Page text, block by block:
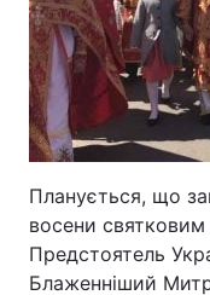
Планується, що
восени
Предстоятель
Блаженніший